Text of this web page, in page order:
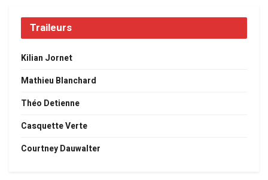
Traileurs
Kilian Jornet
Mathieu Blanchard
Théo Detienne
Casquette Verte
Courtney Dauwalter